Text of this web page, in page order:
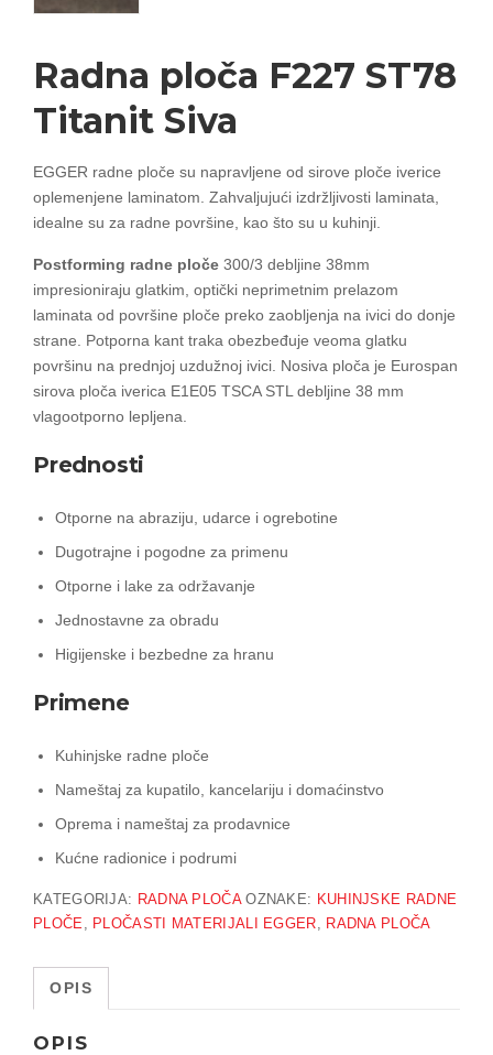
Radna ploča F227 ST78
Titanit Siva
EGGER radne ploče su napravljene od sirove ploče iverice
oplemenjene laminatom. Zahvaljujući izdržljivosti laminata,
idealne su za radne površine, kao što su u kuhinji.
Postforming radne ploče 300/3 debljine 38mm
impresioniraju glatkim, optički neprimetnim prelazom
laminata od površine ploče preko zaobljenja na ivici do donje
strane. Potporna kant traka obezbeđuje veoma glatku
površinu na prednjoj uzdužnoj ivici. Nosiva ploča je Eurospan
sirova ploča iverica E1E05 TSCA STL debljine 38 mm
vlagootporno lepljena.
Prednosti
Otporne na abraziju, udarce i ogrebotine
Dugotrajne i pogodne za primenu
Otporne i lake za održavanje
Jednostavne za obradu
Higijenske i bezbedne za hranu
Primene
Kuhinjske radne ploče
Nameštaj za kupatilo, kancelariju i domaćinstvo
Oprema i nameštaj za prodavnice
Kućne radionice i podrumi
KATEGORIJA: RADNA PLOČA OZNAKE: KUHINJSKE RADNE
PLOČE
PLOČASTI MATERIJALI EGGER RADNA PLOČA
OPIS
OPIS